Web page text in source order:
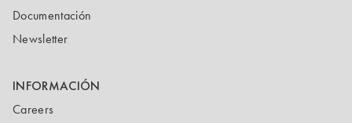
Documentación
Newsletter
INFORMACIÓN
Careers